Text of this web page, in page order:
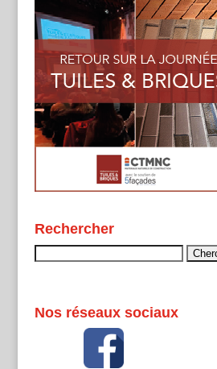
Rechercher
Nos réseaux sociaux